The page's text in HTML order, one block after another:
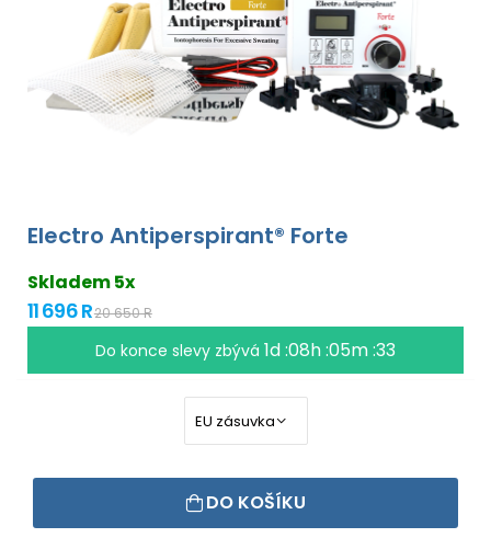
Electro Antiperspirant® Forte
Skladem 5x
11 696 R20 650 R
Do konce slevy zbývá 1d :08h :05m :32
DO KOŠÍKU